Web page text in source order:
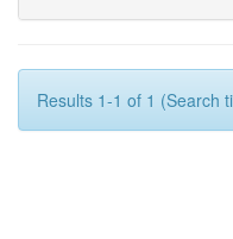
Results 1-1 of 1 (Search